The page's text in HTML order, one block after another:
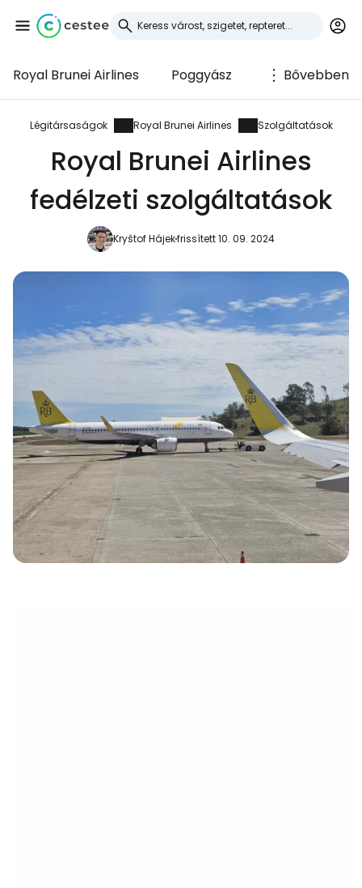
Royal Brunei Airlines Poggyász Bővebben
Légitársaságok Royal Brunei Airlines Szolgáltatások
Royal Brunei Airlines
fedélzeti szolgáltatások
Kryštof Hájekfrissített 10. 09. 2024
Bejelentkezés a
Cestee-be
... az utazási közösség világszerte
Folytatás a Google-lal
Folytassa e-mailben